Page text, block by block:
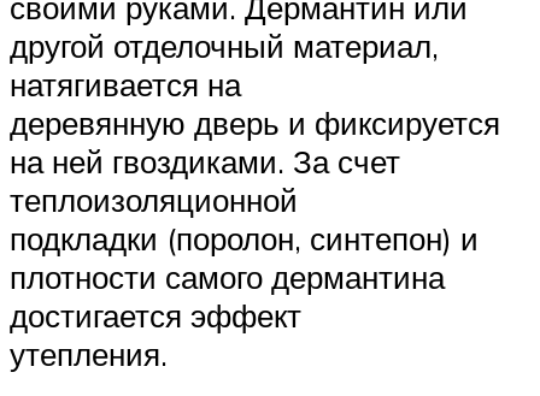
другой отделочный материал,
натягивается на
деревянную дверь и фиксируется
на ней гвоздиками. За счет
теплоизоляционной
подкладки (поролон, синтепон) и
плотности самого дермантина
достигается эффект
утепления.